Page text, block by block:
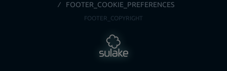
FOOTER_COOKIE_PREFERENCES
FOOTER_COPYRIGHT